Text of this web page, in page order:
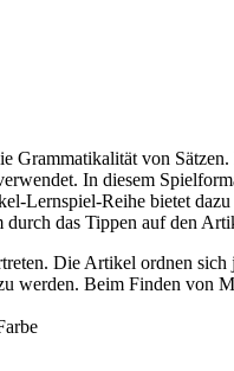
Grammatikalität von
In diesem
Lernspiel-Reihe bietet
das Tippen auf den
Die Artikel ordnen
werden. Beim Finden von